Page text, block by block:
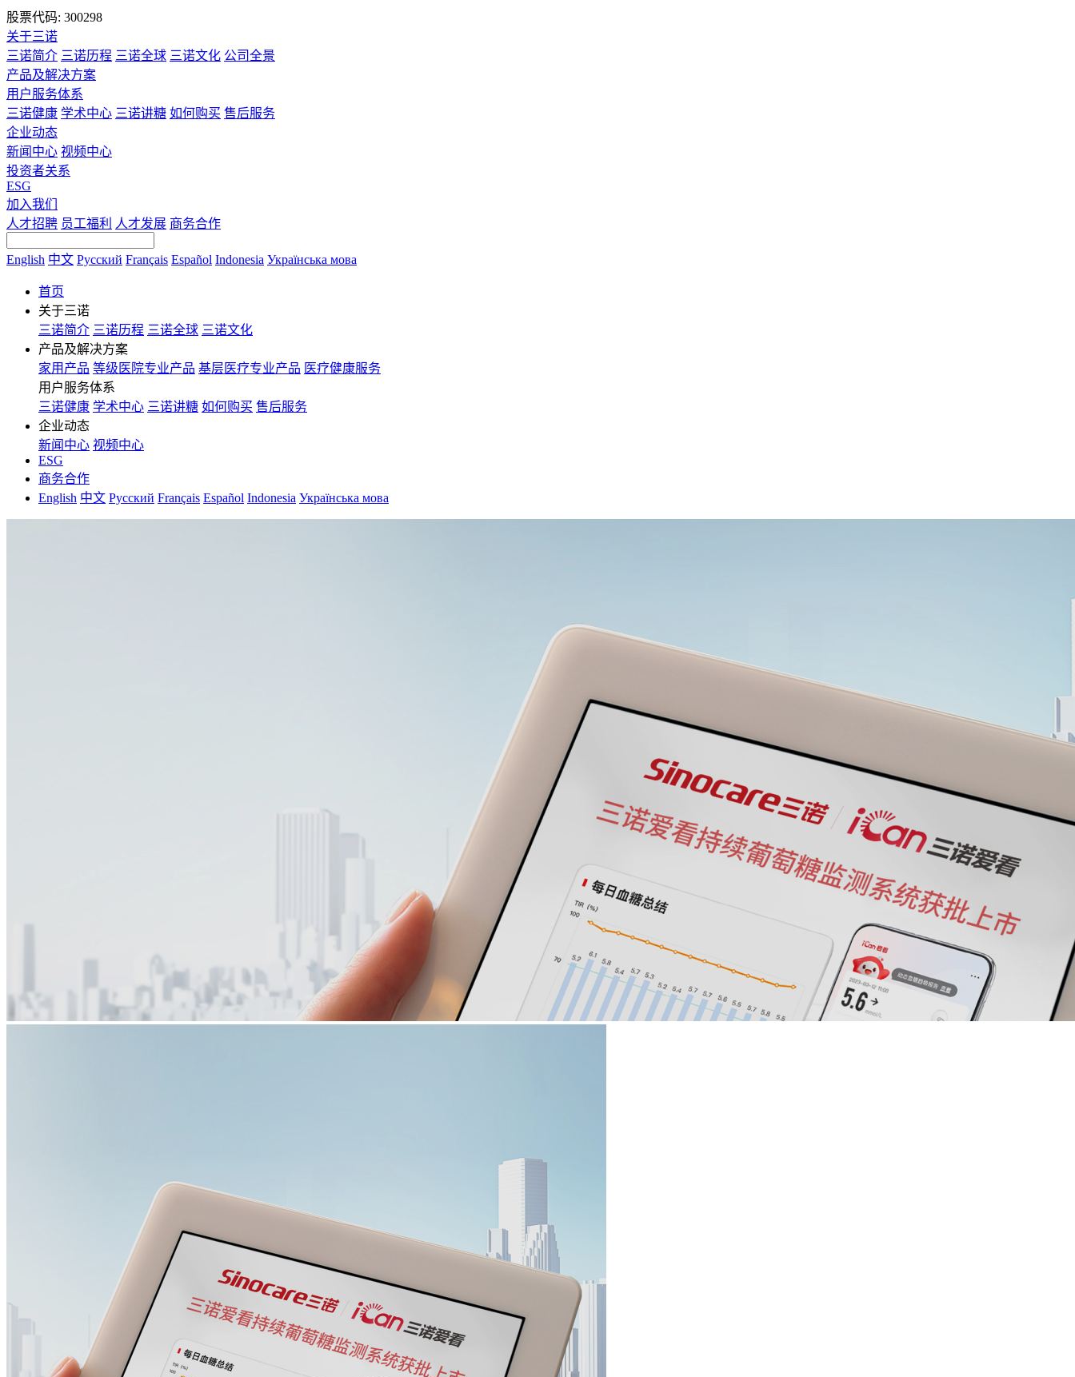
股票代码: 300298
关于三诺
三诺简介 三诺历程 三诺全球 三诺文化 公司全景
产品及解决方案
用户服务体系
三诺健康 学术中心 三诺讲糖 如何购买 售后服务
企业动态
新闻中心 视频中心
投资者关系
ESG
加入我们
人才招聘 员工福利 人才发展 商务合作
English 中文 Русский Français Español Indonesia Українська мова
首页
关于三诺
三诺简介 三诺历程 三诺全球 三诺文化
产品及解决方案
家用产品 等级医院专业产品 基层医疗专业产品 医疗健康服务
用户服务体系
三诺健康 学术中心 三诺讲糖 如何购买 售后服务
企业动态
新闻中心 视频中心
ESG
商务合作
English 中文 Русский Français Español Indonesia Українська мова